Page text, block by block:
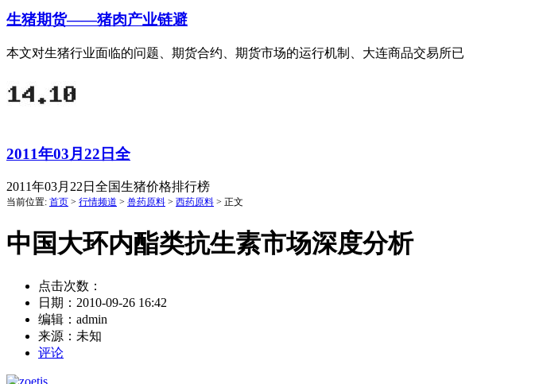
生猪期货——猪肉产业链避
本文对生猪行业面临的问题、期货合约、期货市场的运行机制、大连商品交易所已
2011年03月22日全
2011年03月22日全国生猪价格排行榜
当前位置: 首页 > 行情频道 > 兽药原料 > 西药原料 > 正文
中国大环内酯类抗生素市场深度分析
点击次数：
日期： 2010-09-26 16:42
编辑： admin
来源： 未知
评论